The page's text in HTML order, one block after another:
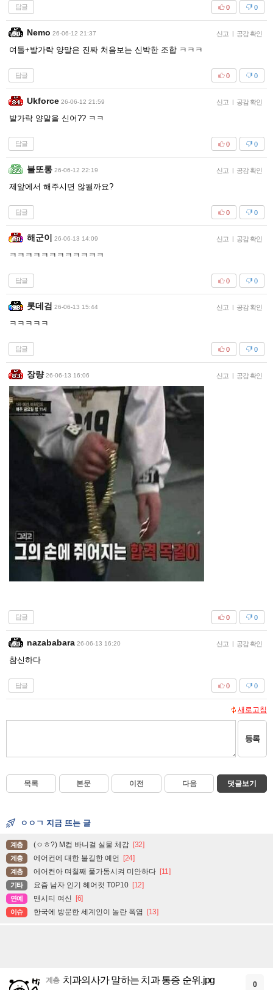
답글 0
0
Nemo 26-06-12 21:37 신고 공감 확인
여돌+발가락 양말은 진짜 처음보는 신박한 조합 ㅋㅋㅋ
답글 0
0
Ukforce 26-06-12 21:59 신고 공감 확인
발가락 양말을 신어?? ㅋㅋ
답글 0
0
불또롱 26-06-12 22:19 신고 공감 확인
제앞에서 해주시면 않될까요?
답글 0
0
해군이 26-06-13 14:09 신고 공감 확인
ㅋㅋㅋㅋㅋㅋㅋㅋㅋㅋㅋㅋ
답글 0
0
롯데검 26-06-13 15:44 신고 공감 확인
ㅋㅋㅋㅋㅋ
답글 0
0
장량 26-06-13 16:06 신고 공감 확인
답글 0
0
nazababara 26-06-13 16:20 신고 공감 확인
참신하다
답글 0
0
새로고침
등록
목록 본문 이전 다음 댓글보기
ㅇㅇㄱ 지금 뜨는 글
계층 (ㅇㅎ?) M컵 바니걸 실물 체감 [32]
계층 에어컨에 대한 불길한 예언 [24]
계층 에어컨아 며칠째 풀가동시켜 미안하다 [11]
기타 요즘 남자 인기 헤어컷 T0P10 [12]
연예 맨시티 여신 [6]
이슈 한국에 방문한 세계인이 놀란 폭염 [13]
계층 치과의사가 말하는 치과 통증 순위.jpg 0